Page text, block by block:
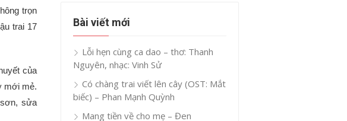
trọn
trai 17
của
mới mẻ.
sửa
Bài viết mới
Lỗi hẹn cùng ca dao – thơ: Thanh
Nguyên, nhạc: Vinh Sử
Có chàng trai viết lên cây (OST: Mắt
biếc) – Phan Mạnh Quỳnh
Mang tiền về cho mẹ – Đen